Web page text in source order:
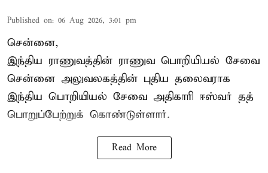
Published on: 06 Aug 2026, 3:01 pm
சென்னை,
இந்திய ராணுவத்தின் ராணுவ பொறியியல் சேவை
சென்னை அலுவலகத்தின் புதிய தலைவராக
இந்திய பொறியியல் சேவை அதிகாரி ஈஸ்வர் தத்
பொறுப்பேற்றுக் கொண்டுள்ளார்.
Read More